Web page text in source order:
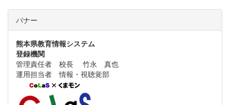
バナー
熊本県教育情報システム
登録機関
管理責任者 校長 竹永 真也
運用担当者 情報・視聴覚部